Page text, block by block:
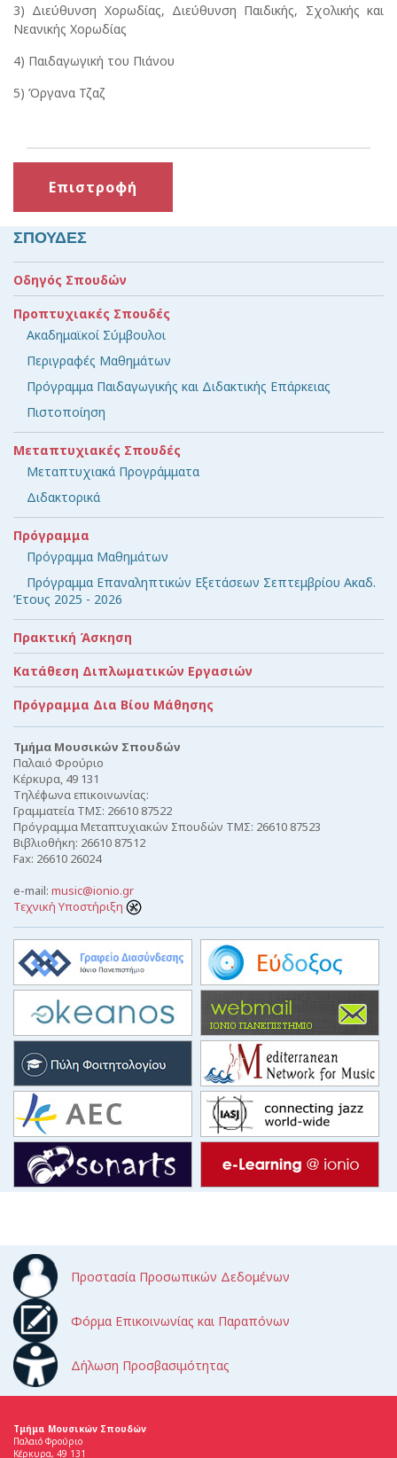
3) Διεύθυνση Χορωδίας, Διεύθυνση Παιδικής, Σχολικής και
Νεανικής Χορωδίας
4) Παιδαγωγική του Πιάνου
5) Όργανα Τζαζ
Επιστροφή
ΣΠΟΥΔΕΣ
Οδηγός Σπουδών
Προπτυχιακές Σπουδές
Ακαδημαϊκοί Σύμβουλοι
Περιγραφές Μαθημάτων
Πρόγραμμα Παιδαγωγικής και Διδακτικής Επάρκειας
Πιστοποίηση
Μεταπτυχιακές Σπουδές
Μεταπτυχιακά Προγράμματα
Διδακτορικά
Πρόγραμμα
Πρόγραμμα Μαθημάτων
Πρόγραμμα Επαναληπτικών Εξετάσεων Σεπτεμβρίου Ακαδ.
Έτους 2025 - 2026
Πρακτική Άσκηση
Κατάθεση Διπλωματικών Εργασιών
Πρόγραμμα Δια Βίου Μάθησης
Τμήμα Μουσικών Σπουδών
Παλαιό Φρούριο
Κέρκυρα, 49 131
Τηλέφωνα επικοινωνίας:
Γραμματεία ΤΜΣ: 26610 87522
Πρόγραμμα Μεταπτυχιακών Σπουδών ΤΜΣ: 26610 87523
Βιβλιοθήκη: 26610 87512
Fax: 26610 26024
e-mail: music@ionio.gr
Τεχνική Υποστήριξη
Προστασία Προσωπικών Δεδομένων
Φόρμα Επικοινωνίας και Παραπόνων
Δήλωση Προσβασιμότητας
Τμήμα Μουσικών Σπουδών
Παλαιό Φρούριο
Κέρκυρα, 49 131